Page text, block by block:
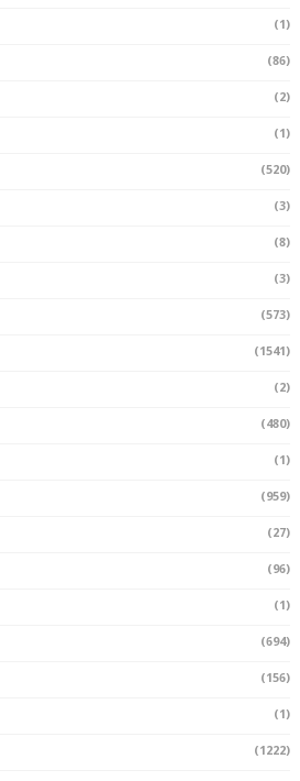
(1)
(86)
(2)
(1)
(520)
(3)
(8)
(3)
(573)
(1541)
(2)
(480)
(1)
(959)
(27)
(96)
(1)
(694)
(156)
(1)
(1222)